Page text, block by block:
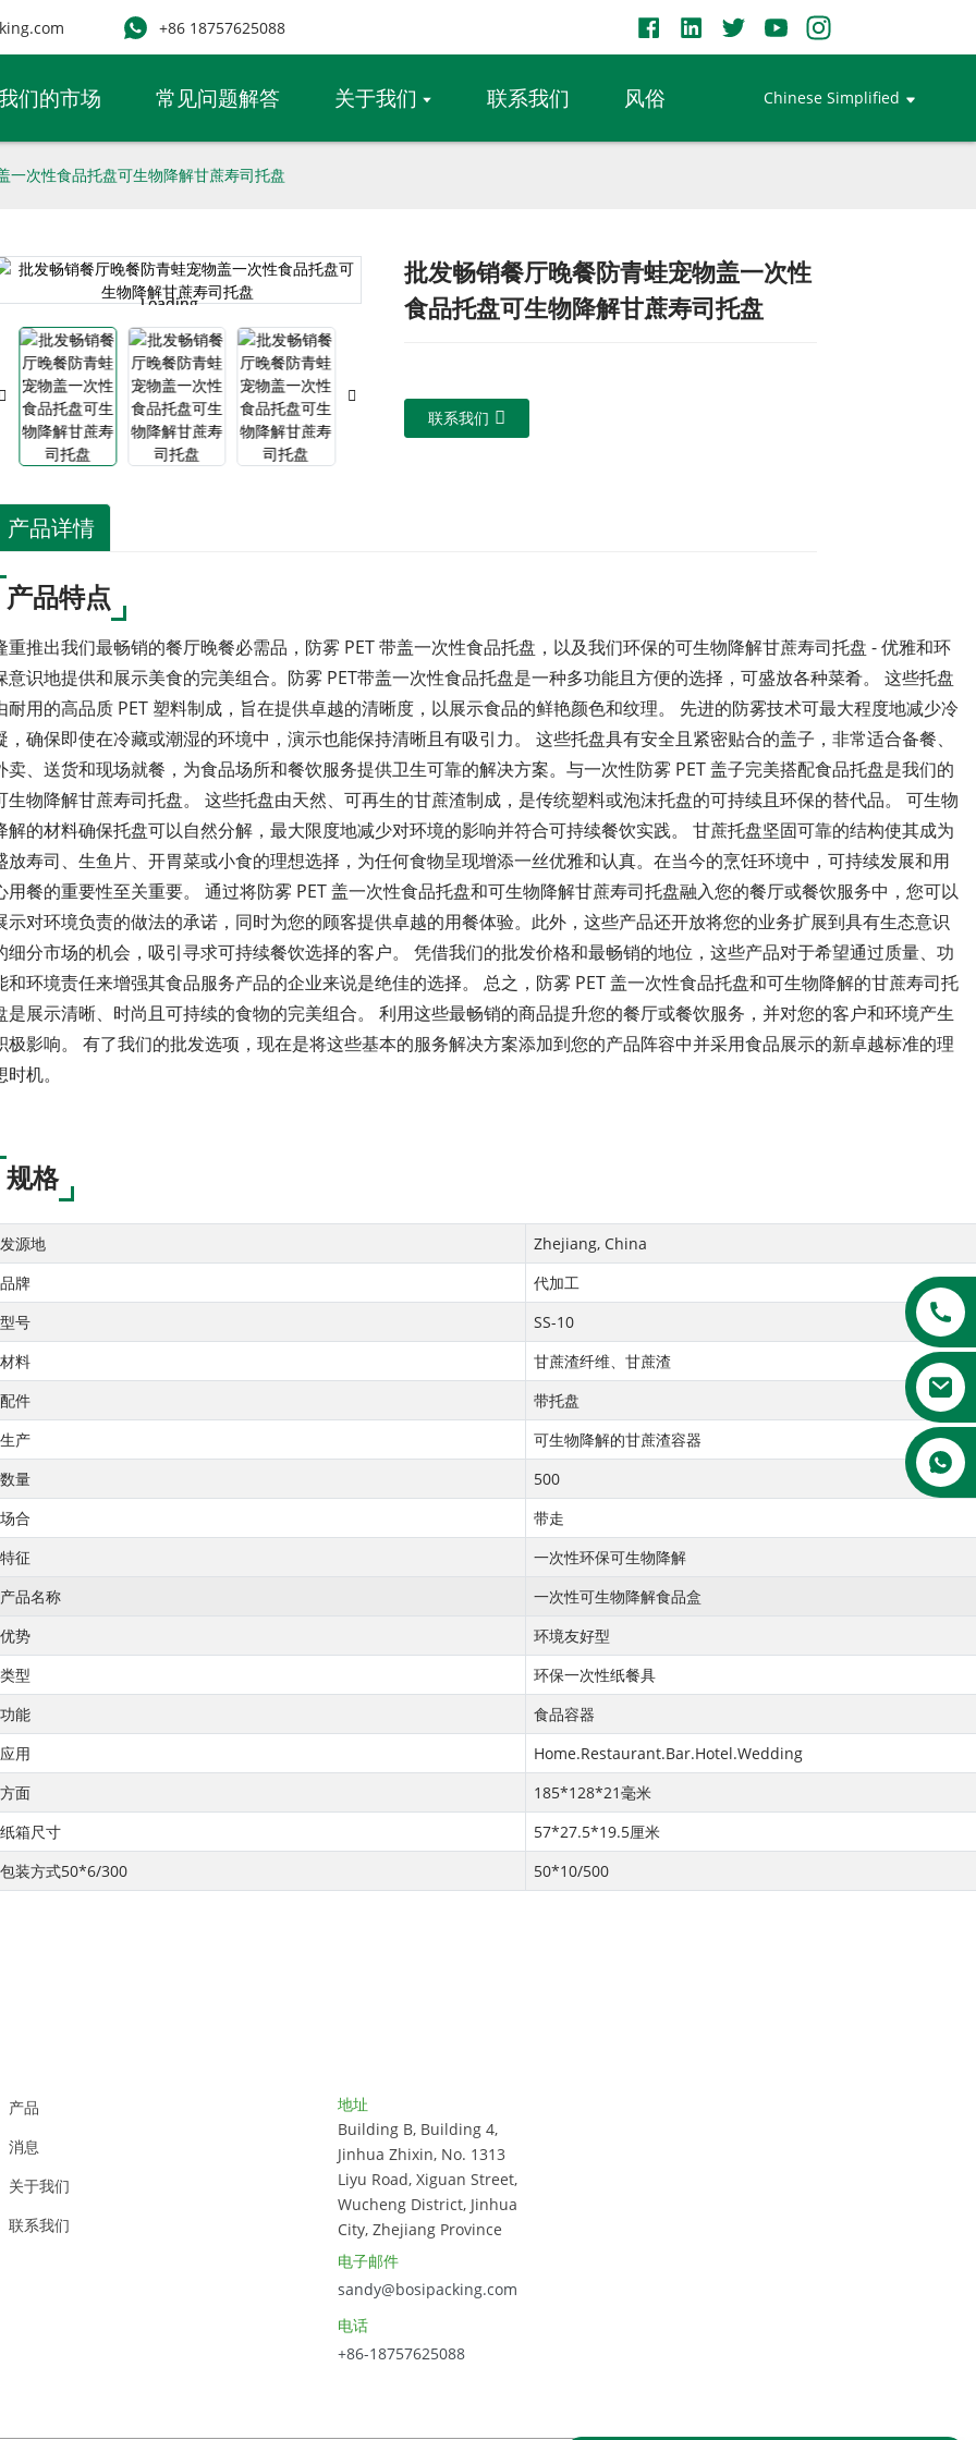
+86 18757625088
们的市场 常见问题解答 关于我们 联系我们 风俗 Chinese Simplified
一次性食品托盘可生物降解甘蔗寿司托盘
Loading...
Loading... Loading...
Loading...
批发畅销餐厅晚餐防青蛙宠物盖一次性
食品托盘可生物降解甘蔗寿司托盘
联系我们
产品详情
产品特点
重推出我们最畅销的餐厅晚餐必需品，防雾 PET 带盖一次性食品托盘，以及我们环保的可生物降解甘蔗寿司托盘 - 优雅和环
意识地提供和展示美食的完美组合。防雾 PET带盖一次性食品托盘是一种多功能且方便的选择，可盛放各种菜肴。 这些托盘
耐用的高品质 PET 塑料制成，旨在提供卓越的清晰度，以展示食品的鲜艳颜色和纹理。 先进的防雾技术可最大程度地减少冷
，确保即使在冷藏或潮湿的环境中，演示也能保持清晰且有吸引力。 这些托盘具有安全且紧密贴合的盖子，非常适合备餐、
卖、送货和现场就餐，为食品场所和餐饮服务提供卫生可靠的解决方案。与一次性防雾 PET 盖子完美搭配食品托盘是我们的
生物降解甘蔗寿司托盘。 这些托盘由天然、可再生的甘蔗渣制成，是传统塑料或泡沫托盘的可持续且环保的替代品。 可生物
解的材料确保托盘可以自然分解，最大限度地减少对环境的影响并符合可持续餐饮实践。 甘蔗托盘坚固可靠的结构使其成为
放寿司、生鱼片、开胃菜或小食的理想选择，为任何食物呈现增添一丝优雅和认真。在当今的烹饪环境中，可持续发展和用
用餐的重要性至关重要。 通过将防雾 PET 盖一次性食品托盘和可生物降解甘蔗寿司托盘融入您的餐厅或餐饮服务中，您可以
示对环境负责的做法的承诺，同时为您的顾客提供卓越的用餐体验。此外，这些产品还开放将您的业务扩展到具有生态意识
细分市场的机会，吸引寻求可持续餐饮选择的客户。 凭借我们的批发价格和最畅销的地位，这些产品对于希望通过质量、功
和环境责任来增强其食品服务产品的企业来说是绝佳的选择。 总之，防雾 PET 盖一次性食品托盘和可生物降解的甘蔗寿司托
是展示清晰、时尚且可持续的食物的完美组合。 利用这些最畅销的商品提升您的餐厅或餐饮服务，并对您的客户和环境产生
极影响。 有了我们的批发选项，现在是将这些基本的服务解决方案添加到您的产品阵容中并采用食品展示的新卓越标准的理
时机。
规格
发源地
Zhejiang, China
品牌
代加工
型号
SS-10
材料
甘蔗渣纤维、甘蔗渣
配件
带托盘
生产
可生物降解的甘蔗渣容器
数量
500
场合
带走
特征
一次性环保可生物降解
产品名称
一次性可生物降解食品盒
优势
环境友好型
类型
环保一次性纸餐具
功能
食品容器
应用
Home.Restaurant.Bar.Hotel.Wedding
方面
185*128*21毫米
纸箱尺寸
57*27.5*19.5厘米
包装方式50*6/300
50*10/500
产品
消息
关于我们
联系我们
地址
Building B, Building 4,
Jinhua Zhixin, No. 1313
Liyu Road, Xiguan Street,
Wucheng District, Jinhua
City, Zhejiang Province
电子邮件
sandy@bosipacking.com
电话
+86-18757625088